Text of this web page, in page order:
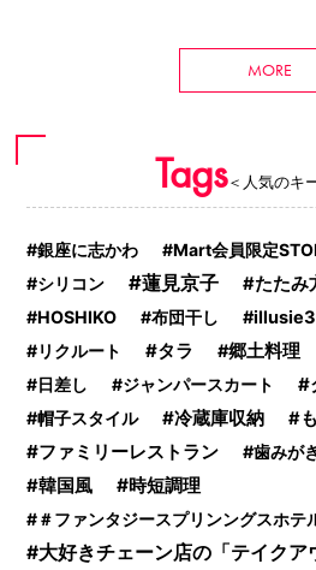
MORE
Tags＜人気のキ
銀座に志かわ Mart会員限定
シリコン 蓮見京子 たたみ
HOSHIKO
布団干し
リクルート タラ 郷土料理
日差し ジャンパースカート
帽子スタイル 冷蔵庫収納
ファミリーレストラン 歯みが
韓国風
時短調理
＃ファンタジースプリンングスホテ
大好きチェーン店の「テイクア